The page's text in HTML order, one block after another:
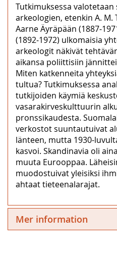
Tutkimuksessa
arkeologien, etenkin A. M.
Aarne Äyräpään
(1892‒1972) ulkomaisia
arkeologit näkivät
aikansa poliittisiin
Miten katkenneita
tultua? Tutkimuksessa
tutkijoiden käymiä
vasarakirveskulttuurin
pronssikaudesta.
verkostot suuntautuivat
länteen, mutta 1930-
kasvoi. Skandinavia oli
muuta Eurooppaa.
muodostuivat yleisiksi
ahtaat tieteenalarajat.
Mer information